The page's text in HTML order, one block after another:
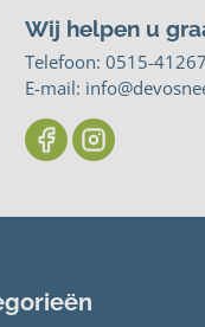
Wij helpen u
Telefoon:0515-
E-mail: